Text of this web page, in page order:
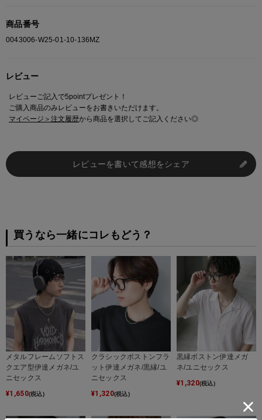
す。 ご注文が殺到した場合ズレが生じ 欠品となる場合があります。
ご迷惑をお掛け致しますが 何卒ご了承下さいますようお願い致します。
商品番号
0043006-W25-01-10-136MZ
レビュー
レビューご記入で5pointプレゼント！
ご購入商品のみレビューをお書きいただけます。
マイページ＞注文履歴から商品を選択してご記入ください◎
レビューを書いて感想をシェア
買うなら一緒にコレもどう？
メタルフレームソフトス
クエア型伊達メガネ/ユ
ニセックス
¥1,650(税込)
クラシックボストンフラ
ット伊達メガネ/黒縁/ユ
ニセックス
¥1,320(税込)
黒縁ボストン伊達メガ
ネ/ユニセックス
¥1,320(税込)